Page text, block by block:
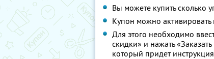
Вы можете купить сколько
Купон можно активировать
Для этого необходимо
скидки» и нажать
который придет